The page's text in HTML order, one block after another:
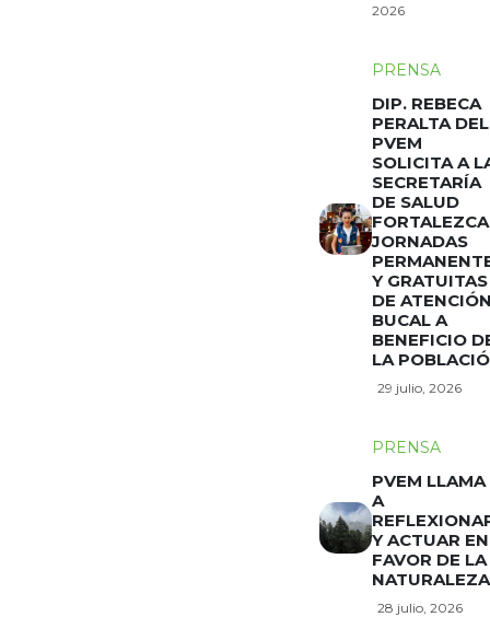
2026
PRENSA
DIP. REBECA
PERALTA DEL
PVEM
SOLICITA A
SECRETARÍA
DE SALUD
FORTALEZCA
JORNADAS
Y GRATUITAS
DE
BUCAL A
BENEFICIO
LA
29 julio, 2026
PRENSA
PVEM LLAMA
A
Y ACTUAR EN
FAVOR DE LA
NATURALEZA
28 julio, 2026